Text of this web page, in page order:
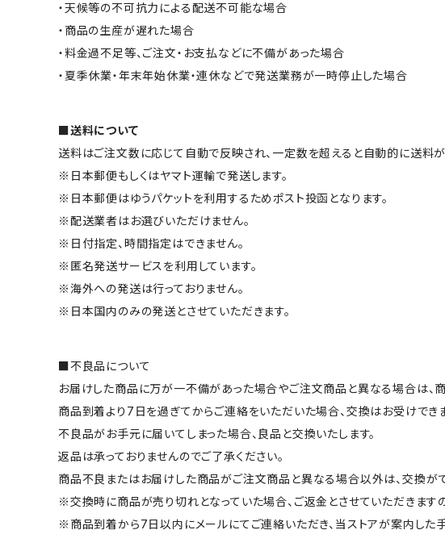
・天候等の不可抗力による配送不可能な場合
・商品の生産が遅れた場合
・料金過不足等、ご注文・お支払などに不備があった場合
・夏季休業・年末年始休業・連休などで発送業務が一時停止した場合
■送料について
送料はご注文数に応じて自動で反映され、一定数を超えると自動的に送料
※日本郵便もしくはヤマト運輸で発送します。
※日本郵便はゆうパケットを利用するためポスト投函となります。
※配送業者はお選びいただけません。
※日付指定、時間指定はできません。
※匿名発送サービスを利用しています。
※海外への発送は行っておりません。
※日本国内のみの発送とさせていただきます。
■不良品について
お届けした商品に万が一不備があった場合やご注文商品と異なる場合は、
商品到着より7日を過ぎてからご連絡をいただいた場合、交換はお受けでき
不良品がお手元に届いてしまった場合、良品と交換いたします。
返品は承っておりませんのでご了承ください。
商品不良またはお届けした商品がご注文商品と異なる場合以外は、交換がで
※交換時に商品が売り切れとなっていた場合、ご返金とさせていただきます
※商品到着から7日以内にメールにてご連絡いただき、当ストアが案内した